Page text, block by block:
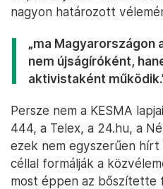
nagyon határozott
„ma Magyarországon
nem újságíróként,
aktivistaként
Persze nem a KESMA
444, a Telex, a 24.hu, a
ezek nem egyszerűen
céllal formálják a
most éppen az bőszítette